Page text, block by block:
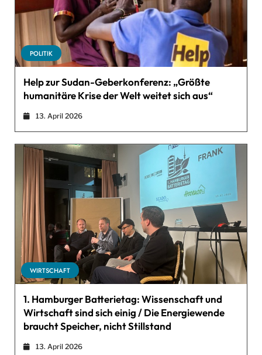
POLITIK
Help zur Sudan-Geberkonferenz: „Größte
humanitäre Krise der Welt weitet sich aus“
13. April 2026
WIRTSCHAFT
1. Hamburger Batterietag: Wissenschaft und
Wirtschaft sind sich einig / Die Energiewende
braucht Speicher, nicht Stillstand
13. April 2026